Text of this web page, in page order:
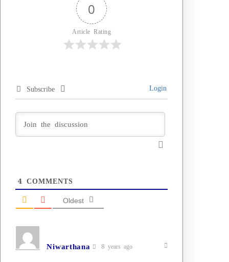
0
Article Rating
Subscribe Login
4 COMMENTS
Oldest
Niwarthana 8 years ago